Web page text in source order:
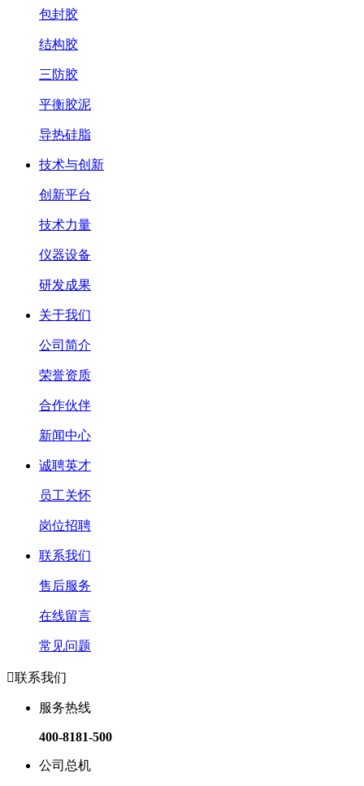
包封胶
结构胶
三防胶
平衡胶泥
导热硅脂
技术与创新
创新平台
技术力量
仪器设备
研发成果
关于我们
公司简介
荣誉资质
合作伙伴
新闻中心
诚聘英才
员工关怀
岗位招聘
联系我们
售后服务
在线留言
常见问题
联系我们
服务热线
400-8181-500
公司总机